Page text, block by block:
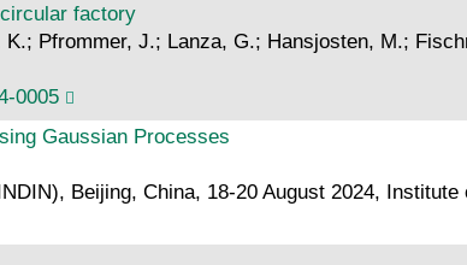
factory
Pfrommer, J.; Lanza, G.; Hansjosten, M.;
0005
Gaussian Processes
Beijing, China, 18-20 August 2024,